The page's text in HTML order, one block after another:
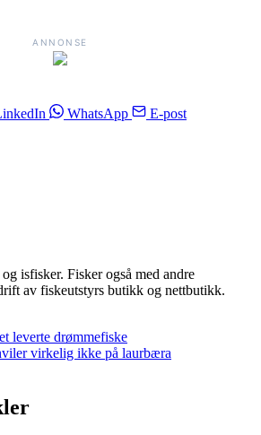
ANNONSE
WhatsApp E-post
isfisker. Fisker også med andre
av fiskeutstyrs butikk og nettbutikk.
leverte drømmefiske
virkelig ikke på laurbæra